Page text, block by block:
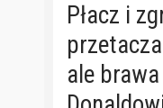
Płacz i
ale